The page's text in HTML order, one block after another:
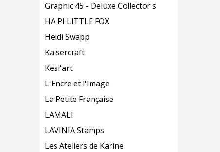
Graphic 45 - Deluxe Collector's
HA PI LITTLE FOX
Heidi Swapp
Kaisercraft
Kesi'art
L'Encre et l'Image
La Petite Française
LAMALI
LAVINIA Stamps
Les Ateliers de Karine